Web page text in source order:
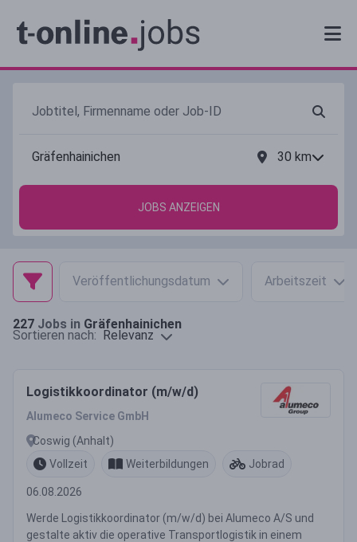
30 km
JOBS ANZEIGEN
Veröffentlichungsdatum Arbeitszeit
227 Jobs in Gräfenhainichen
Sortieren nach: Relevanz
Logistikkoordinator (m/w/d)
Alumeco Service GmbH
Coswig (Anhalt)
Vollzeit
Weiterbildungen Jobrad
06.08.2026
Werde Logistikkoordinator (m/w/d) bei Alumeco A/S und
gestalte aktiv die operative Transportlogistik in einem